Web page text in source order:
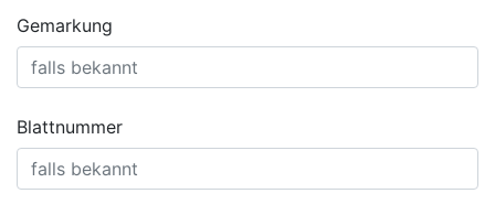
Gemarkung
Blattnummer